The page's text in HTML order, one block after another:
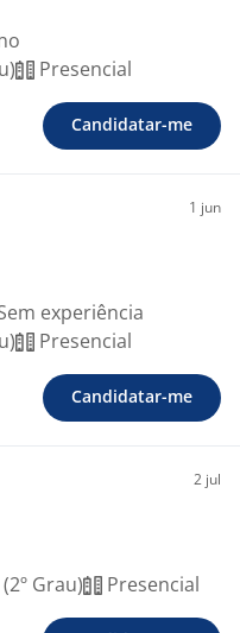
Presencial
Candidatar-me
1 jun
experiência
Presencial
Candidatar-me
2 jul
Grau) Presencial